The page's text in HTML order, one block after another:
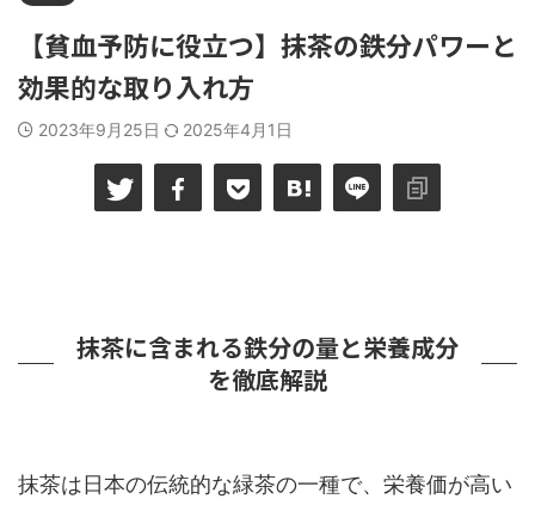
【貧血予防に役立つ】抹茶の鉄分パワーと
効果的な取り入れ方
2023年9月25日 2025年4月1日
抹茶に含まれる鉄分の量と栄養成分
を徹底解説
抹茶は日本の伝統的な緑茶の一種で、栄養価が高い